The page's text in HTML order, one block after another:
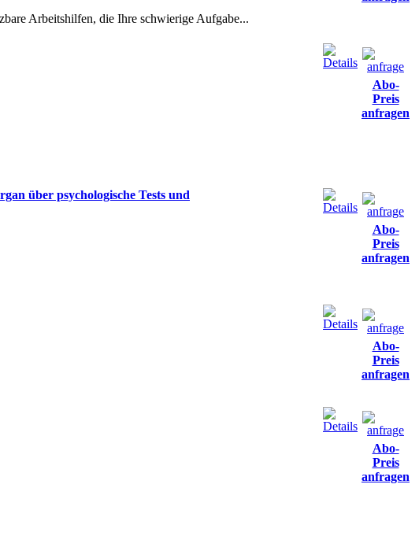
Arbeitshilfen, die Ihre schwierige Aufgabe...
Abo-
Preis
anfragen
über psychologische Tests und
Abo-
Preis
anfragen
Abo-
Preis
anfragen
Abo-
Preis
anfragen